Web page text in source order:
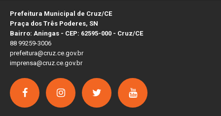
Prefeitura Municipal de Cruz/CE
Praça dos Três Poderes, SN
Bairro: Aningas - CEP: 62595-000 - Cruz/CE
88 99259-3006
prefeitura@cruz.ce.gov.br
imprensa@cruz.ce.gov.br